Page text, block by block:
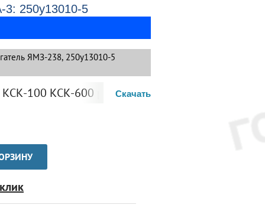
250у13010-5
ЯМЗ-238, 250у13010-5
КСК-600 радиаторСкачать